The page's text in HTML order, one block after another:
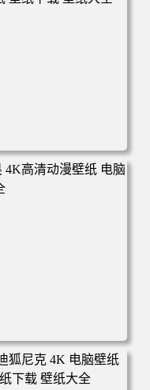
记 罗小黑战记2 风息
壁纸大全
动漫壁纸 电脑桌面